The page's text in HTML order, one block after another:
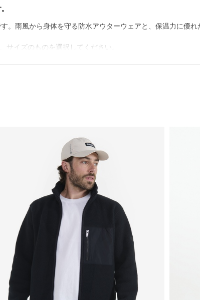
。雨風から身体を守る防水アウターウェアと、保温力に優
サイズのものを選択してください。